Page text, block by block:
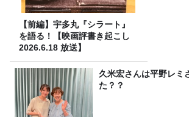
【前編】宇多丸『シラート』
を語る！【映画評書き起こし
2026.6.18 放送】
久米宏さんは平野レミ
た？？